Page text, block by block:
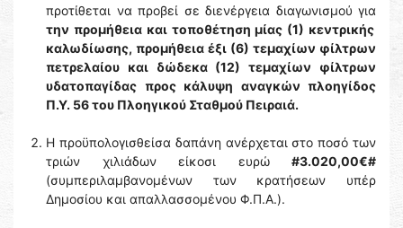
προτίθεται να προβεί σε διενέργεια διαγωνισμού για
την προμήθεια και τοποθέτηση μίας (1) κεντρικής
καλωδίωσης, προμήθεια έξι (6) τεμαχίων φίλτρων
πετρελαίου και δώδεκα (12) τεμαχίων φίλτρων
υδατοπαγίδας προς κάλυψη αναγκών πλοηγίδος
Π.Υ. 56 του Πλοηγικού Σταθμού Πειραιά.
Η προϋπολογισθείσα δαπάνη ανέρχεται στο ποσό των
τριών χιλιάδων είκοσι ευρώ #3.020,00€#
(συμπεριλαμβανομένων των κρατήσεων υπέρ
Δημοσίου και απαλλασσομένου Φ.Π.Α.).